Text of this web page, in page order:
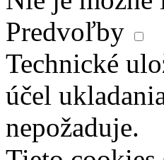
Predvoľby
Technické
účel
nepožaduje.